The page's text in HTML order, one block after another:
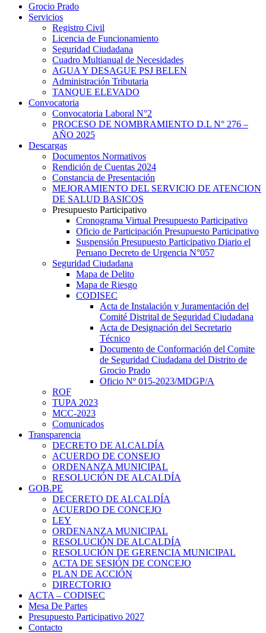
Grocio Prado
Servicios
Registro Civil
Licencia de Funcionamiento
Seguridad Ciudadana
Cuadro Multianual de Necesidades
AGUA Y DESAGUE PSJ BELEN
Administración Tributaria
TANQUE ELEVADO
Convocatoria
Convocatoria Laboral N°2
PROCESO DE NOMBRAMIENTO D.L N° 276 –
AÑO 2025
Descargas
Documentos Normativos
Rendición de Cuentas 2024
Constancia de Presentación
MEJORAMIENTO DEL SERVICIO DE ATENCION
DE SALUD BASICOS
Presupuesto Participativo
Cronograma Virtual Presupuesto Participativo
Oficio de Participación Presupuesto Participativo
Suspensión Presupuesto Participativo Diario el
Peruano Decreto de Urgencia N°057
Seguridad Ciudadana
Mapa de Delito
Mapa de Riesgo
CODISEC
Acta de Instalación y Juramentación del
Comité Distrital de Seguridad Ciudadana
Acta de Designación del Secretario
Técnico
Documento de Conformación del Comite
de Seguridad Ciudadana del Distrito de
Grocio Prado
Oficio Nº 015-2023/MDGP/A
ROF
TUPA 2023
MCC-2023
Comunicados
Transparencia
DECRETO DE ALCALDÍA
ACUERDO DE CONSEJO
ORDENANZA MUNICIPAL
RESOLUCIÓN DE ALCALDÍA
GOB.PE
DECERETO DE ALCALDÍA
ACUERDO DE CONCEJO
LEY
ORDENANZA MUNICIPAL
RESOLUCIÓN DE ALCALDÍA
RESOLUCIÓN DE GERENCIA MUNICIPAL
ACTA DE SESIÓN DE CONCEJO
PLAN DE ACCIÓN
DIRECTORIO
ACTA – CODISEC
Mesa De Partes
Presupuesto Participativo 2027
Contacto